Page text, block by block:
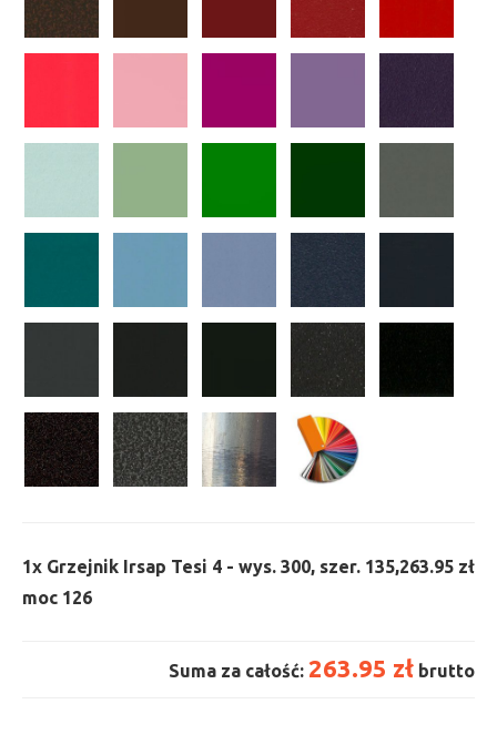
1x Grzejnik Irsap Tesi 4 - wys. 300, szer. 135,
moc 126
263.95 zł
Suma za całość: 263.95 zł brutto